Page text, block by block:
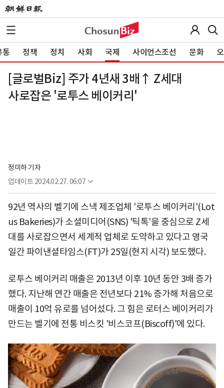
통 정책 정치 사회 국제 사이언스조선 문화
[글로벌Biz] 주가 4년새 3배↑ Z세대
사로잡은 '로투스 베이커리'
정미하 기자
업데이트 2024.02.27. 06:07
92년 역사의 벨기에 스낵 제조업체 '로투스 베이커리'(Lot
us Bakeries)가 소셜미디어(SNS) '틱톡'을 중심으로 Z세
대를 사로잡으면서 세계적 업체로 도약하고 있다고 영국
일간 파이낸셜타임스(FT)가 25일(현지 시각) 보도했다.
로투스 베이커리 매출은 2013년 이후 10년 동안 3배 증가
했다. 지난해 연간 매출은 전년보다 21% 증가해 처음으로
매출이 10억 유로를 넘어섰다. 그 힘은 로터스 베이커리가
만드는 벨기에 전통 비스킷 '비스코프(Biscoff)'에 있다.